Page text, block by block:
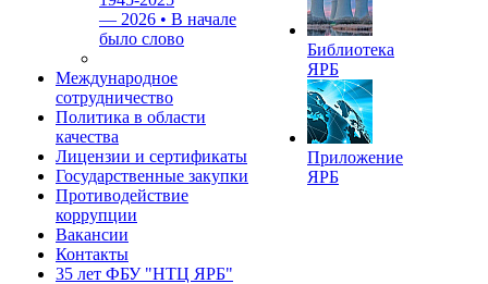
— 2026 • В начале
было слово
Международное
сотрудничество
Политика в области
качества
Лицензии и сертификаты
Государственные закупки
Противодействие
коррупции
Вакансии
Контакты
35 лет ФБУ "НТЦ ЯРБ"
Библиотека
ЯРБ
Приложение
ЯРБ